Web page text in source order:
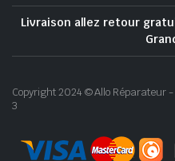
Livraison allez retour
Copyright 2024 © Allo Réparateur
3